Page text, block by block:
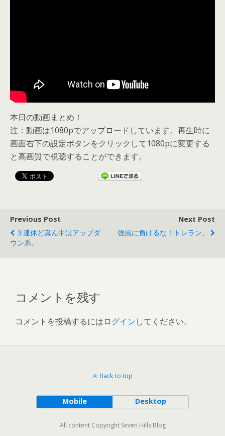
本日の動画まとめ！
注：動画は1080pでアップロードしています。再生時に
画面右下の設定ボタンをクリックして1080pに変更する
と高画質で視聴することができます。
Previous Post
３連休ど真ん中はアップダ
ウン系。
Next Post
強風に負けるな！トレラン。
コメントを残す
コメントを投稿するにはログインしてください。
Back to top
Mobile Desktop
All content Copyright Seven Hills Blog